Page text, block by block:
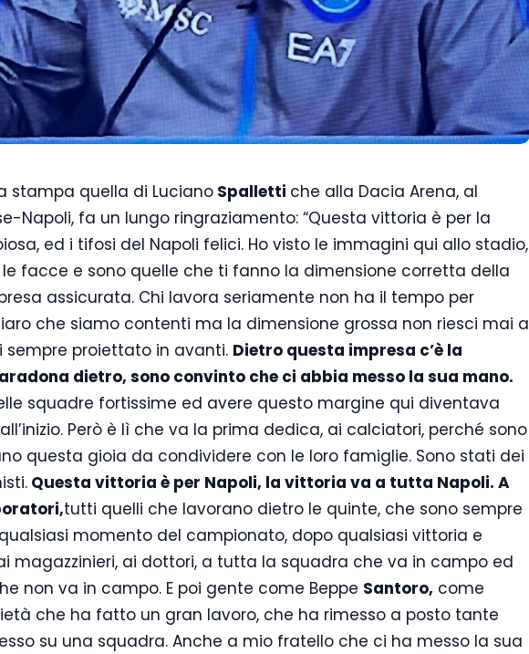
stampa quella di Luciano Spalletti che alla Dacia Arena, al
Napoli, fa un lungo ringraziamento: “Questa vittoria è per la
ed i tifosi del Napoli felici. Ho visto le immagini qui allo stadio,
le facce e sono quelle che ti fanno la dimensione corretta della
assicurata. Chi lavora seriamente non ha il tempo per
che siamo contenti ma la dimensione grossa non riesci mai a
sempre proiettato in avanti. Dietro questa impresa c’è la
dietro, sono convinto che ci abbia messo la sua mano.
squadre fortissime ed avere questo margine qui diventava
Però è lì che va la prima dedica, ai calciatori, perché sono
questa gioia da condividere con le loro famiglie. Sono stati dei
Questa vittoria è per Napoli, la vittoria va a tutta Napoli. A
tutti quelli che lavorano dietro le quinte, che sono sempre
momento del campionato, dopo qualsiasi vittoria e
magazzinieri, ai dottori, a tutta la squadra che va in campo ed
non va in campo. E poi gente come Beppe Santoro, come
che ha fatto un gran lavoro, che ha rimesso a posto tante
su una squadra. Anche a mio fratello che ci ha messo la sua